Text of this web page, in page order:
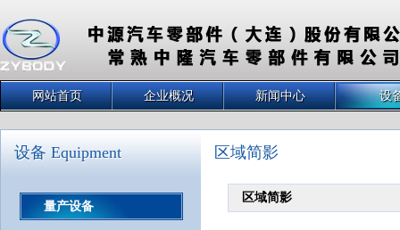
网站首页 企业概况 新闻中心 设
设备 Equipment
量产设备
区域简影
区域简影